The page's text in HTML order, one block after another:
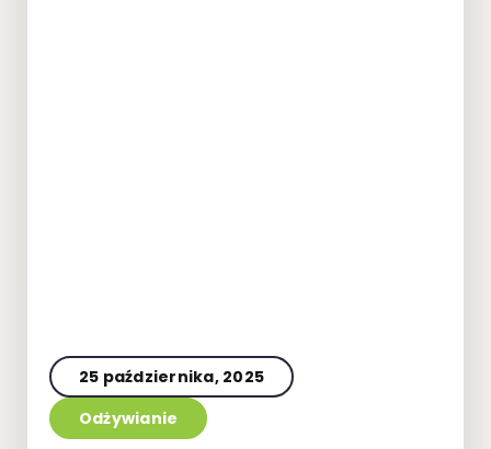
25 października, 2025
Odżywianie